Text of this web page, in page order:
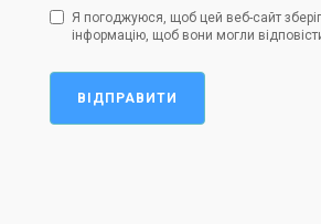
Я погоджуюся, щоб цей веб-сайт
інформацію, щоб вони могли
ВІДПРАВИТИ